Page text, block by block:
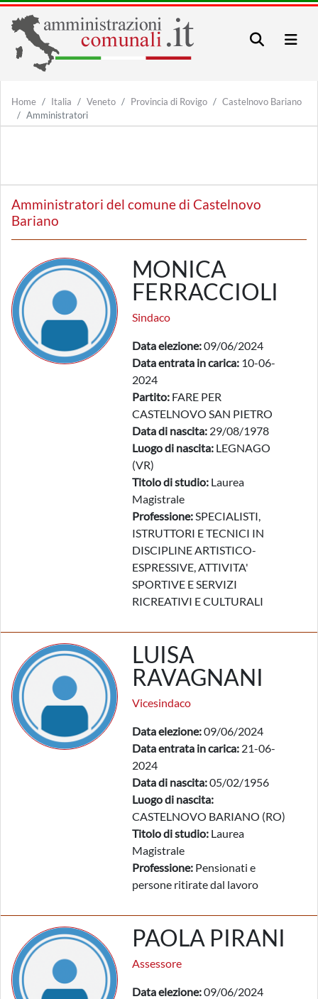
Home Italia Veneto Provincia di Rovigo
Castelnovo Bariano
Amministratori
Amministratori del comune di Castelnovo
Bariano
MONICA
FERRACCIOLI
Sindaco
Data elezione:09/06/2024
Data entrata in carica: 10-06-
2024
Partito: FARE PER
CASTELNOVO SAN PIETRO
Data di nascita: 29/08/1978
Luogo di nascita: LEGNAGO
(VR)
Titolo di studio: Laurea
Magistrale
Professione:SPECIALISTI,
ISTRUTTORI E TECNICI IN
DISCIPLINE ARTISTICO-
ESPRESSIVE, ATTIVITA'
SPORTIVE E SERVIZI
RICREATIVI E CULTURALI
LUISA
RAVAGNANI
Vicesindaco
Data elezione:09/06/2024
Data entrata in carica: 21-06-
2024
Data di nascita:05/02/1956
Luogo di nascita:
CASTELNOVO BARIANO (RO)
Titolo di studio: Laurea
Magistrale
Professione: Pensionati e
persone ritirate dal lavoro
PAOLA PIRANI
Assessore
Data elezione:09/06/2024